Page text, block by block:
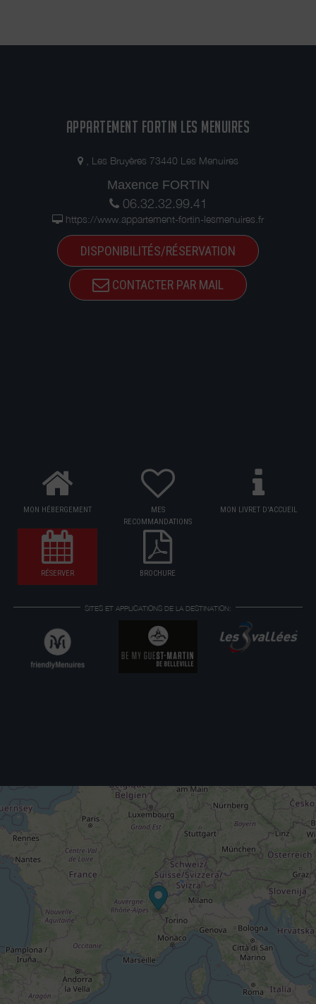
APPARTEMENT FORTIN LES MENUIRES
, Les Bruyères 73440 Les Menuires
Maxence FORTIN
06.32.32.99.41
https://www.appartement-fortin-lesmenuires.fr
DISPONIBILITÉS/RÉSERVATION
CONTACTER PAR MAIL
MON HÉBERGEMENT
MES
RECOMMANDATIONS
MON LIVRET D'ACCUEIL
RÉSERVER BROCHURE
SITES ET APPLICATIONS DE LA DESTINATION: